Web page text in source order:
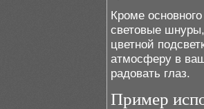
Кроме
световые
цветной
атмосферу в
радовать глаз.
Пример